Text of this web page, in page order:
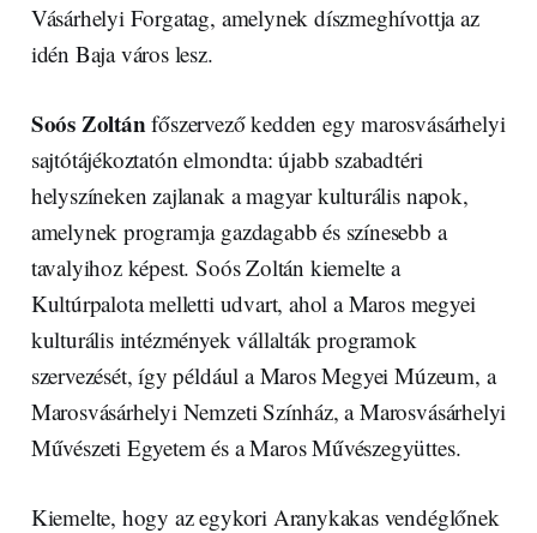
Vásárhelyi Forgatag, amelynek díszmeghívottja az
idén Baja város lesz.
Soós Zoltánfőszervező kedden egy marosvásárhelyi
sajtótájékoztatón elmondta: újabb szabadtéri
helyszíneken zajlanak a magyar kulturális napok,
amelynek programja gazdagabb és színesebb a
tavalyihoz képest. Soós Zoltán kiemelte a
Kultúrpalota melletti udvart, ahol a Maros megyei
kulturális intézmények vállalták programok
szervezését, így például a Maros Megyei Múzeum, a
Marosvásárhelyi Nemzeti Színház, a Marosvásárhelyi
Művészeti Egyetem és a Maros Művészegyüttes.
Kiemelte, hogy az egykori Aranykakas vendéglőnek